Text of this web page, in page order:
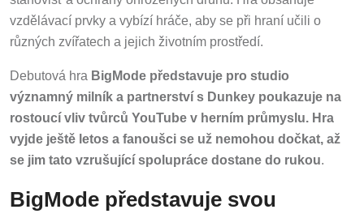
vzdělávací prvky a vybízí hráče, aby se při hraní učili o
různých zvířatech a jejich životním prostředí.
Debutová hra BigMode představuje pro studio
významný milník a partnerství s Dunkey poukazuje na
rostoucí vliv tvůrců YouTube v herním průmyslu. Hra
vyjde ještě letos a fanoušci se už nemohou dočkat, až
se jim tato vzrušující spolupráce dostane do rukou.
BigMode představuje svou